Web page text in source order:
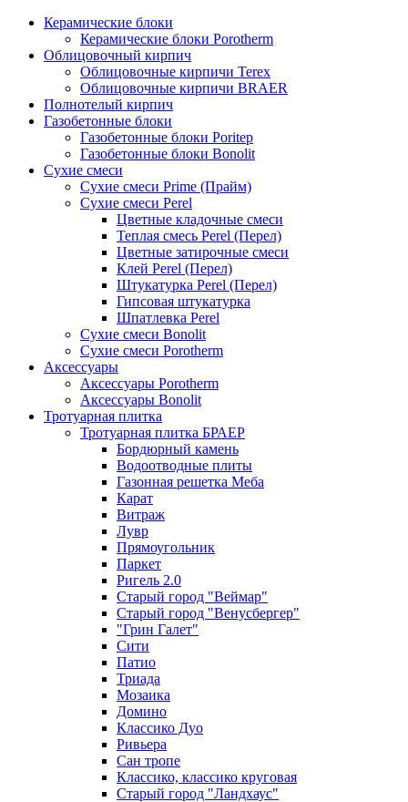
Керамические блоки
Керамические блоки Porotherm
Облицовочный кирпич
Облицовочные кирпичи Terex
Облицовочные кирпичи BRAER
Полнотелый кирпич
Газобетонные блоки
Газобетонные блоки Poritep
Газобетонные блоки Bonolit
Сухие смеси
Сухие смеси Prime (Прайм)
Сухие смеси Perel
Цветные кладочные смеси
Теплая смесь Perel (Перел)
Цветные затирочные смеси
Клей Perel (Перел)
Штукатурка Perel (Перел)
Гипсовая штукатурка
Шпатлевка Perel
Сухие смеси Bonolit
Сухие смеси Porotherm
Аксессуары
Аксессуары Porotherm
Аксессуары Bonolit
Тротуарная плитка
Тротуарная плитка БРАЕР
Бордюрный камень
Водоотводные плиты
Газонная решетка Меба
Карат
Витраж
Лувр
Прямоугольник
Паркет
Ригель 2.0
Старый город "Веймар"
Старый город "Венусбергер"
"Грин Галет"
Сити
Патио
Триада
Мозаика
Домино
Классико Дуо
Ривьера
Сан тропе
Классико, классико круговая
Старый город "Ландхаус"